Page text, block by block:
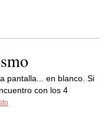
pantalla... en blanco. Si
con los 4